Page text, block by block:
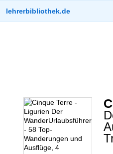
lehrerbibliothek.de